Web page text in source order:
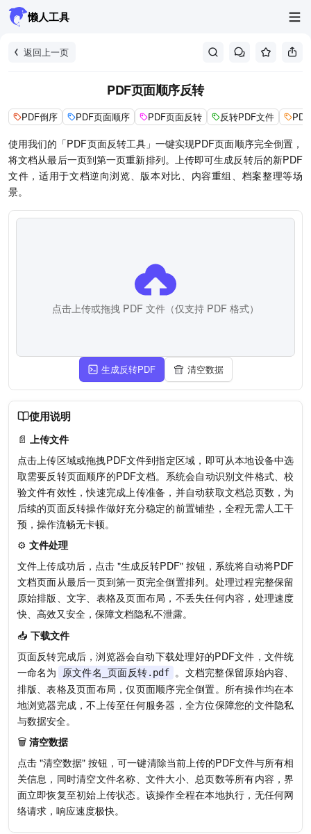
懒人工具
返回上一页
PDF页面顺序反转
PDF倒序 PDF页面顺序 PDF页面反转 反转PDF文件
使用我们的「PDF页面反转工具」一键实现PDF页面顺序完全倒置，
将文档从最后一页到第一页重新排列。上传即可生成反转后的新PDF
文件，适用于文档逆向浏览、版本对比、内容重组、档案整理等场
景。
点击上传或拖拽 PDF 文件（仅支持 PDF 格式）
生成反转PDF 清空数据
使用说明
📄 上传文件
点击上传区域或拖拽PDF文件到指定区域，即可从本地设备中选
取需要反转页面顺序的PDF文档。系统会自动识别文件格式、校
验文件有效性，快速完成上传准备，并自动获取文档总页数，为
后续的页面反转操作做好充分稳定的前置铺垫，全程无需人工干
预，操作流畅无卡顿。
⚙️ 文件处理
文件上传成功后，点击 "生成反转PDF" 按钮，系统将自动将PDF
文档页面从最后一页到第一页完全倒置排列。处理过程完整保留
原始排版、文字、表格及页面布局，不丢失任何内容，处理速度
快、高效又安全，保障文档隐私不泄露。
📥 下载文件
页面反转完成后，浏览器会自动下载处理好的PDF文件，文件统
一命名为
原文件名_页面反转.pdf
。文档完整保留原始内容、
排版、表格及页面布局，仅页面顺序完全倒置。所有操作均在本
地浏览器完成，不上传至任何服务器，全方位保障您的文件隐私
与数据安全。
🗑️ 清空数据
点击 "清空数据" 按钮，可一键清除当前上传的PDF文件与所有相
关信息，同时清空文件名称、文件大小、总页数等所有内容，界
面立即恢复至初始上传状态。该操作全程在本地执行，无任何网
络请求，响应速度极快。